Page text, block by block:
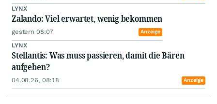
LYNX
Zalando: Viel erwartet, wenig bekommen
gestern 08:07 Anzeige
LYNX
Stellantis: Was muss passieren, damit die Bären
aufgeben?
04.08.26, 08:18 Anzeige